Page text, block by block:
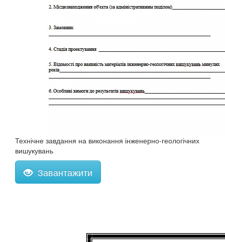
Технічне завдання на виконання інженерно-геологічних
вишукувань
Завантажити